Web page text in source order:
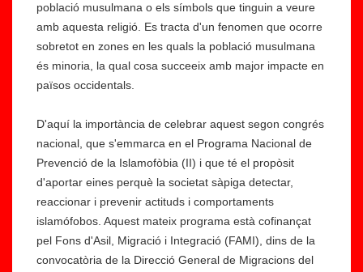
població musulmana o els símbols que tinguin a veure
amb aquesta religió. Es tracta d'un fenomen que ocorre
sobretot en zones en les quals la població musulmana
és minoria, la qual cosa succeeix amb major impacte en
països occidentals.
D'aquí la importància de celebrar aquest segon congrés
nacional, que s'emmarca en el Programa Nacional de
Prevenció de la Islamofòbia (II) i que té el propòsit
d'aportar eines perquè la societat sàpiga detectar,
reaccionar i prevenir actituds i comportaments
islamófobos. Aquest mateix programa està cofinançat
pel Fons d'Asil, Migració i Integració (FAMI), dins de la
convocatòria de la Direcció General de Migracions del